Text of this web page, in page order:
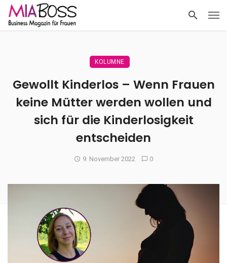
KOLUMNE
Gewollt Kinderlos – Wenn Frauen
keine Mütter werden wollen und
sich für die Kinderlosigkeit
entscheiden
9. November 2022 0